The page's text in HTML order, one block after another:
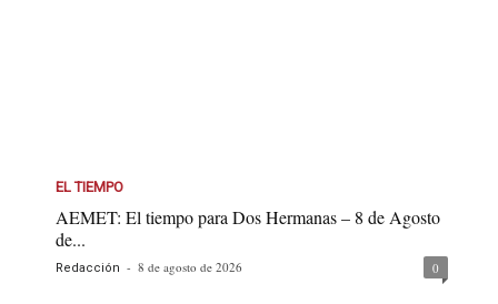
EL TIEMPO
AEMET: El tiempo para Dos Hermanas – 8 de Agosto
de...
Redacción - 8 de agosto de 2026 0